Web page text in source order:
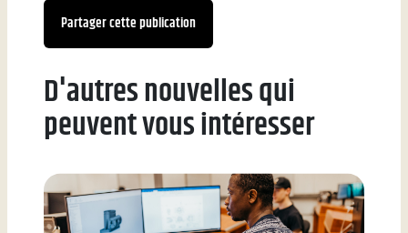
Partager cette publication
D'autres nouvelles qui
peuvent vous intéresser